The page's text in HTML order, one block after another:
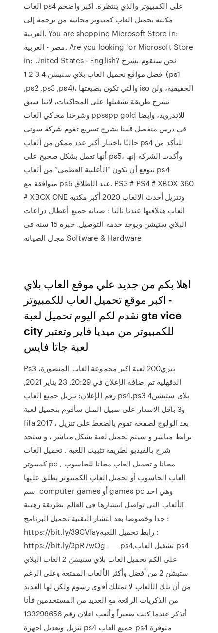
العاب ps4 على الكمبيوتر والذي ينتظره. اكبر واضخم
مكتبة تحميل العاب كمبيوتر مجانية من ترجمة إلى
العربية. You are shopping Microsoft Store in:
مصر - العربية. Are you looking for Microsoft Store
in: United States - English? نحن سنقوم بشرح
افضل مواقع تحميل العاب بلاي ستيشن 4 3 2 1 (ps1
,ps2 ,ps3 ,ps4)، والتي تكون بصيغتها iso الحقيقية، ولن
نشرح طريقة تشغيلها على المحاكيات، لاننا سبق
وشرحنا محاكي العاب ppsspp gold للاندرويد، وايضا
في درس منفصل قمنا بشرح تسريع تقوم شركة سوني
حاليًا باختبار أكبر عدد ممكن من ألعاب ps4 للتأكد من
أنها تعمل بشكل صحيح على ps5، وأكدت الشركة إنها
تتوقع أن تكون “الأغلبية العظمى” من ألعاب ps4
متوافقة مع ps5 عند الإطلاق. PS3 # PS4 # XBOX 360
# XBOX ONE وتنزيل أحدث الالعاب 2020 أكبر مكتبه
العاب هتلاقيها عندنا ثالثا : صيانه جميع أعطال دراعات
البلاي ستيشن ويوجد خدمه التوصيل. خبره 15 سنه فى
مجال الصيانه Software & Hardware
اهلا بكم من جديد علي موقع العاب بلاي
- اكبر موقع تحميل العاب للكمبيوتر
نقدم لكم اليوم تحميل لعبة gta vice
city للكمبيوتر من ميديا فاير وتعتبر
Ps3 تنزي200 لعبة اكبر مجموعة الغاب المنصورة،
الدقهلية تم إضافة الإعلان في 20:29, 23 يناير 2021,
رقم الإعلان: تنزيل جميع العاب ps4.ps3 بلاى ستيشن4
و3 باقل الاسعار على سبيل المثل سأقوم بتحميل لعبة
fifa 2017 ، بعد الولوج لصفحة تقوم بالضغط على تنزيل
برابط مباشر و سيتم تحميل لعبة بشكل مباشر ، و ستجد
شرح بالفيديو لطريقة تثبيت اللعبة . تحميل العاب
كمبيوتر pc مجانا و تحميل العاب مجانا للحاسوب ,
العاب الحاسوب أو تحميل العاب الكمبيوتر يطلق عليها
اسم computer games أو games pc وهي احد
الألعاب التي تواصل انتشارها في العالم بطريقة رهيبة
جدا وخصوصا بعد انتشار التقنية تحميل البرنامج :
https://bit.ly/39CVfayرابط تحميل اللعبة :
https://bit.ly/3pR7wOg_____ps4,تشغيل العاب ps4
على الكم تحميل العاب بلاي ستيشن 2 العاب البلاي
ستيشن 2 من أفضل وأكثر الألعاب الممتعة وعلى الرغم
من أن تلك الألعاب لا تمتلك أقوى رسوم ولكن لها العديد
من الذكريات الرائعة مع العديد من المستخدمين فأنا
أتذكر عندما كنت صغيراً وألعب اعلان رقم 133298656
تنزيل وتعديل احهزة ps4 جميع العاب ps4 متوفرة